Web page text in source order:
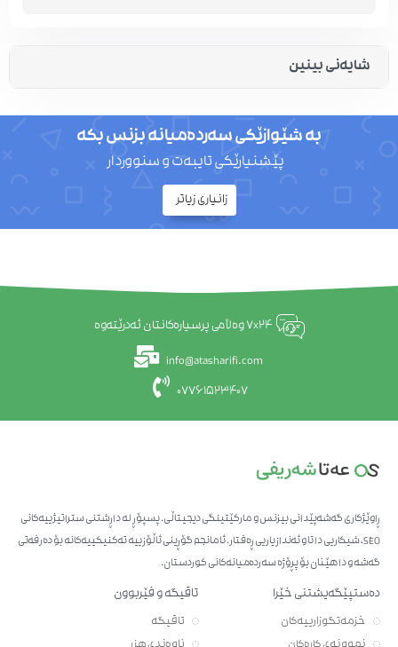
شایەنی بینین
بە شێوازێکی سەردەمیانە بزنس بکە
پێشنیارێکی تایبەت و سنووردار
زانیاری زیاتر
7x24 وەڵامی پرسیارەکانتان ئەدرێتەوە
info@atasharifi.com
07761523407
ڕاوێژکاری گەشەپێدانی بیزنس و مارکێتینگی دیجیتاڵی. پسپۆڕ لە داڕشتنی ستراتیژییەکانی
SEO، شیکاریی داتا و ئەندازیاریی ڕەفتار. ئامانجم گۆڕینی ئاڵۆزییە تەکنیکییەکانە بۆ دەرفەتی
گەشە و داهێنان بۆ پڕۆژە سەردەمیانەکانی کوردستان.
دەستپێگەیشتنی خێرا
خزمەتگوزارییەکان
تاقیگە و فێربوون
تاقیگە